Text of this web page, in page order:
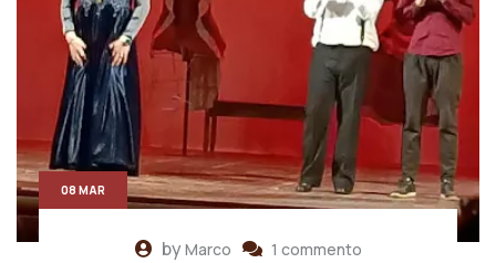
byMarco 1 commento
08 MAR